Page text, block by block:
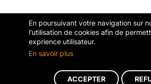
En poursuivant votre navigation sur
l'utilisation de cookies afin de
exprience utilisateur.
En savoir plus
ACCEPTER